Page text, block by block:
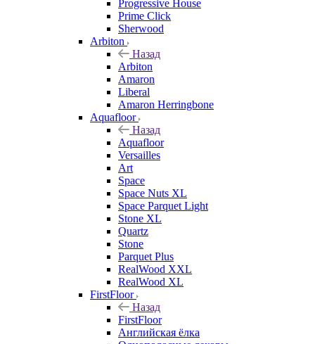
Progressive House
Prime Click
Sherwood
Arbiton
Назад
Arbiton
Amaron
Liberal
Amaron Herringbone
Aquafloor
Назад
Aquafloor
Versailles
Art
Space
Space Nuts XL
Space Parquet Light
Stone XL
Quartz
Stone
Parquet Plus
RealWood XXL
RealWood XL
FirstFloor
Назад
FirstFloor
Английская ёлка